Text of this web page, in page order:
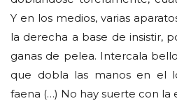
Y en los medios, varias
la derecha a base de insistir,
ganas de pelea. Intercala
que dobla las manos en el
faena (…) No hay suerte con la